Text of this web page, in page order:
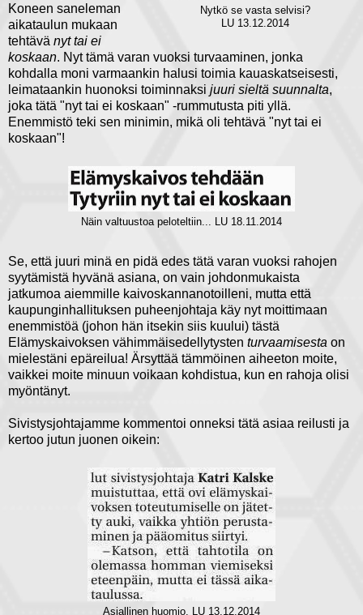
Nytkö se vasta selvisi?
LU 13.12.2014
Koneen saneleman
aikataulun mukaan
tehtävä nyt tai ei
koskaan. Nyt tämä varan vuoksi turvaaminen, jonka
kohdalla moni varmaankin halusi toimia kauaskatseisesti,
leimataankin huonoksi toiminnaksi juuri sieltä suunnalta,
joka tätä "nyt tai ei koskaan" -rummutusta piti yllä.
Enemmistö teki sen minimin, mikä oli tehtävä "nyt tai ei
koskaan"!
Näin valtuustoa peloteltiin... LU 18.11.2014
Se, että juuri minä en pidä edes tätä varan vuoksi rahojen
syytämistä hyvänä asiana, on vain johdonmukaista
jatkumoa aiemmille kaivoskannanotoilleni, mutta että
kaupunginhallituksen puheenjohtaja käy nyt moittimaan
enemmistöä (johon hän itsekin siis kuului) tästä
Elämyskaivoksen vähimmäisedellytysten turvaamisesta on
mielestäni epäreilua! Ärsyttää tämmöinen aiheeton moite,
vaikkei moite minuun voikaan kohdistua, kun en rahoja olisi
myöntänyt.
Sivistysjohtajamme kommentoi onneksi tätä asiaa reilusti ja
kertoo jutun juonen oikein:
Asiallinen huomio. LU 13.12.2014